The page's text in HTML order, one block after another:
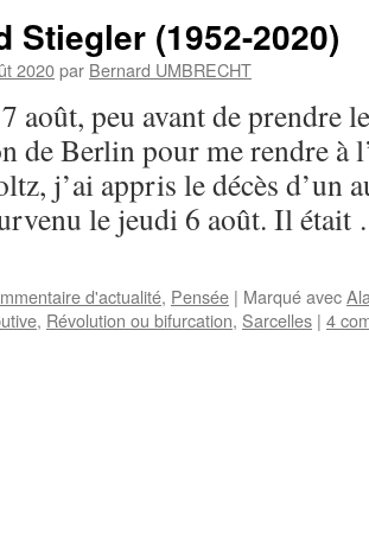
Stiegler (1952-2020)
2020par Bernard UMBRECHT
août, peu avant de prendre
de Berlin pour me rendre à
j’ai appris le décès d’un
le jeudi 6 août. Il
d'actualité, Pensée | Marqué avec
, Révolution ou bifurcation, Sarcelles | 4